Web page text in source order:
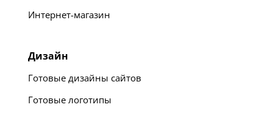
Интернет-магазин
Дизайн
Готовые дизайны сайтов
Готовые логотипы